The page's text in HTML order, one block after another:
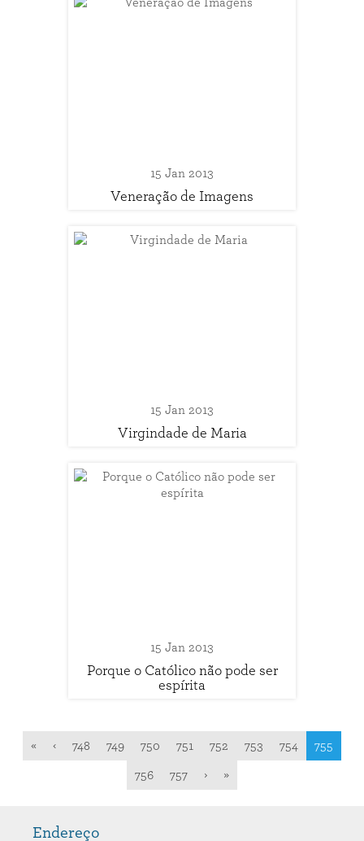
15 Jan 2013
Veneração de Imagens
15 Jan 2013
Virgindade de Maria
15 Jan 2013
Porque o Católico não pode ser
espírita
« ‹ 748 749 750 751 752 753 754 755
756 757 › »
Endereço